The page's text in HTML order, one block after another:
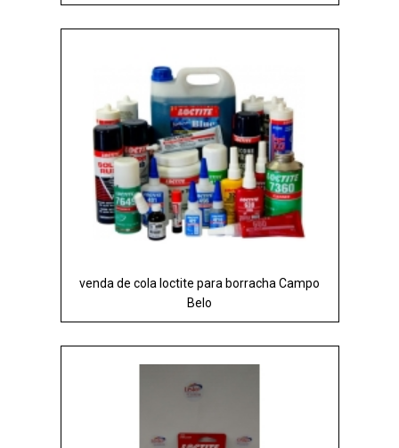
venda de cola loctite para borracha Campo
Belo